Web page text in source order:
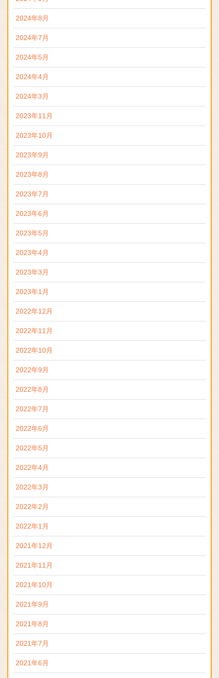
2024年8月
2024年7月
2024年5月
2024年4月
2024年3月
2023年11月
2023年10月
2023年9月
2023年8月
2023年7月
2023年6月
2023年5月
2023年4月
2023年3月
2023年1月
2022年12月
2022年11月
2022年10月
2022年9月
2022年8月
2022年7月
2022年6月
2022年5月
2022年4月
2022年3月
2022年2月
2022年1月
2021年12月
2021年11月
2021年10月
2021年9月
2021年8月
2021年7月
2021年6月